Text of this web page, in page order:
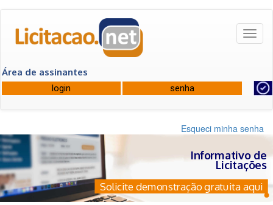
Área de assinantes
Esqueci minha senha
Informativo de
Licitações
Solicite demonstração gratuita aqui